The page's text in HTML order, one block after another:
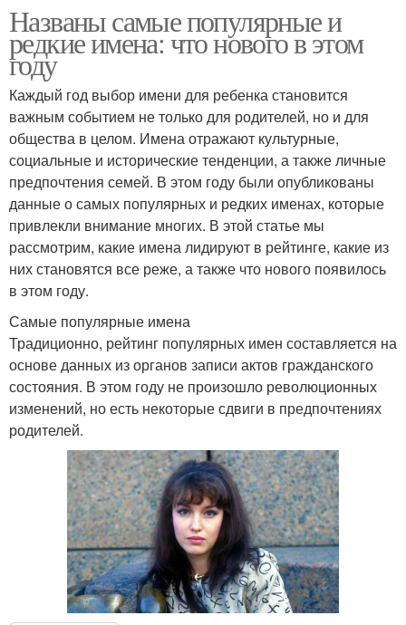
Названы самые популярные и
редкие имена: что нового в этом
году
Каждый год выбор имени для ребенка становится
важным событием не только для родителей, но и для
общества в целом. Имена отражают культурные,
социальные и исторические тенденции, а также личные
предпочтения семей. В этом году были опубликованы
данные о самых популярных и редких именах, которые
привлекли внимание многих. В этой статье мы
рассмотрим, какие имена лидируют в рейтинге, какие из
них становятся все реже, а также что нового появилось
в этом году.
Самые популярные имена
Традиционно, рейтинг популярных имен составляется на
основе данных из органов записи актов гражданского
состояния. В этом году не произошло революционных
изменений, но есть некоторые сдвиги в предпочтениях
родителей.